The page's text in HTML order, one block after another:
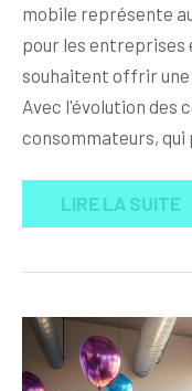
mobile représente
pour les entreprises
souhaitent offrir
Avec l'évolution des
consommateurs, qui
LIRE LA SUITE